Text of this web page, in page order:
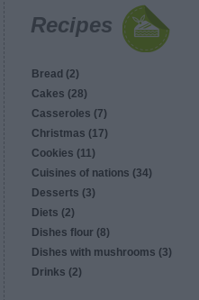
Recipes
Bread (2)
Cakes (28)
Casseroles (7)
Christmas (17)
Cookies (11)
Cuisines of nations (34)
Desserts (3)
Diets (2)
Dishes flour (8)
Dishes with mushrooms (3)
Drinks (2)